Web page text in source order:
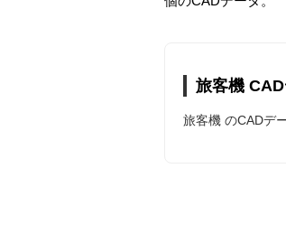
旅客機
旅客機 のCADデ